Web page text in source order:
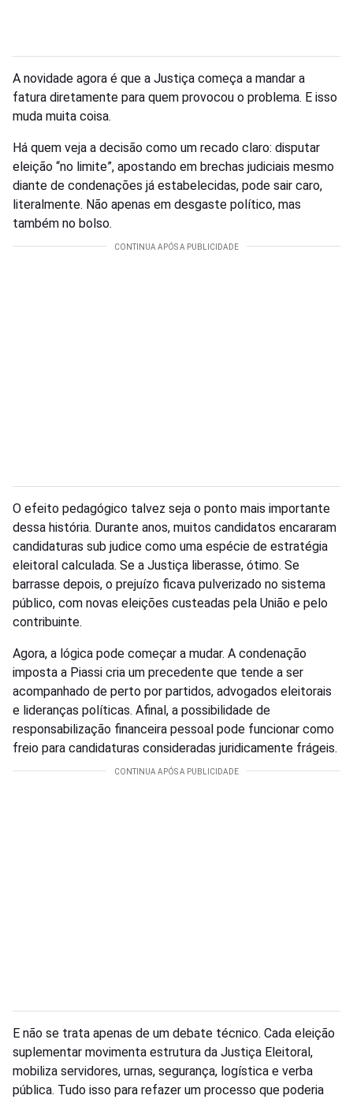
A novidade agora é que a Justiça começa a mandar a
fatura diretamente para quem provocou o problema. E isso
muda muita coisa.
Há quem veja a decisão como um recado claro: disputar
eleição “no limite”, apostando em brechas judiciais mesmo
diante de condenações já estabelecidas, pode sair caro,
literalmente. Não apenas em desgaste político, mas
também no bolso.
O efeito pedagógico talvez seja o ponto mais importante
dessa história. Durante anos, muitos candidatos encararam
candidaturas sub judice como uma espécie de estratégia
eleitoral calculada. Se a Justiça liberasse, ótimo. Se
barrasse depois, o prejuízo ficava pulverizado no sistema
público, com novas eleições custeadas pela União e pelo
contribuinte.
Agora, a lógica pode começar a mudar. A condenação
imposta a Piassi cria um precedente que tende a ser
acompanhado de perto por partidos, advogados eleitorais
e lideranças políticas. Afinal, a possibilidade de
responsabilização financeira pessoal pode funcionar como
freio para candidaturas consideradas juridicamente frágeis.
E não se trata apenas de um debate técnico. Cada eleição
suplementar movimenta estrutura da Justiça Eleitoral,
mobiliza servidores, urnas, segurança, logística e verba
pública. Tudo isso para refazer um processo que poderia